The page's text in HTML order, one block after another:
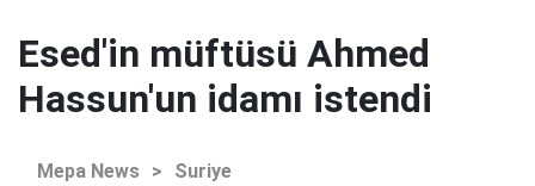
Esed'in müftüsü Ahmed
Hassun'un idamı istendi
Mepa News > Suriye